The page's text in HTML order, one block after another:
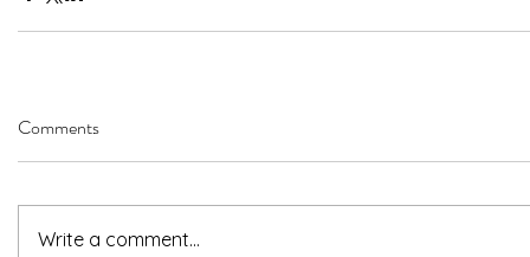
Comments
Write a comment...